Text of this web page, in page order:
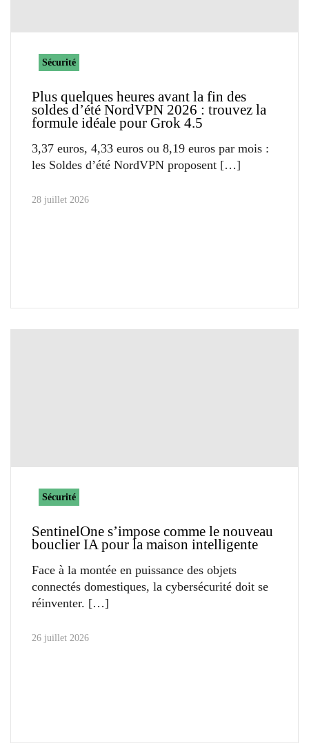
Sécurité
Plus quelques heures avant la fin des
soldes d’été NordVPN 2026 : trouvez la
formule idéale pour Grok 4.5
3,37 euros, 4,33 euros ou 8,19 euros par mois :
les Soldes d’été NordVPN proposent
28 juillet 2026
Sécurité
SentinelOne s’impose comme le nouveau
bouclier IA pour la maison intelligente
Face à la montée en puissance des objets
connectés domestiques, la cybersécurité doit se
réinventer.
26 juillet 2026